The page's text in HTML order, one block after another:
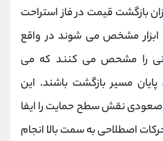
بازگشت قیمت در فاز استراحت
مشخص می شوند در واقع
را مشحص می کنند که می
پایان مسیر بازگشت باشند. این
نقش سطح حمایت را ایفا
اصطلاحی به سمت بالا انجام